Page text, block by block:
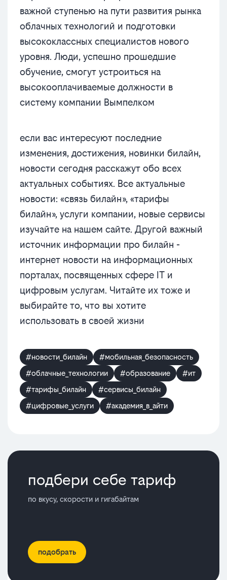
важной ступенью на пути развития рынка
облачных технологий и подготовки
высококлассных специалистов нового
уровня. Люди, успешно прошедшие
обучение, смогут устроиться на
высокооплачиваемые должности в
систему компании Вымпелком
если вас интересуют последние
изменения, достижения, новинки билайн,
новости сегодня расскажут обо всех
актуальных событиях. Все актуальные
новости: «связь билайн», «тарифы
билайн», услуги компании, новые сервисы
изучайте на нашем сайте. Другой важный
источник информации про билайн -
интернет новости на информационных
порталах, посвященных сфере IT и
цифровым услугам. Читайте их тоже и
выбирайте то, что вы хотите
использовать в своей жизни
#новости_билайн
#мобильная_безопасность
#облачные_технологии
#образование
#ит
#тарифы_билайн
#сервисы_билайн
#цифровые_услуги
#академия_в_айти
подбери себе тариф
по вкусу, скорости и гигабайтам
подобрать